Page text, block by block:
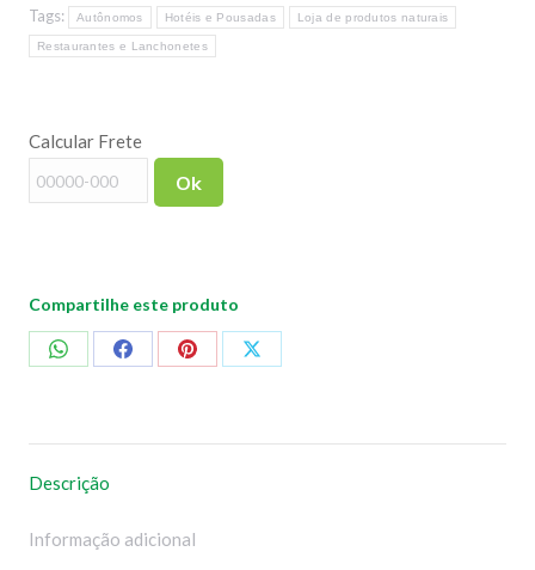
Superbom
160g
Tags:
Autônomos Hotéis e Pousadas Loja de produtos naturais
Restaurantes e Lanchonetes
Calcular Frete
Ok
Compartilhe este produto
CompartilharCompartilharCompartilharCompartilhar
Descrição
Informação adicional